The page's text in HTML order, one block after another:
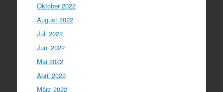
Oktober 2022
August 2022
Juli 2022
Juni 2022
Mai 2022
April 2022
März 2022